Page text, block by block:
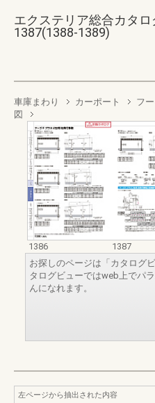
エクステリア総合カタ
1387(1388-1389)
車庫まわり カーポート
フ
図
1386
1387
お探しのページは「カタログ
タログビューではweb上でパ
んになれます。
左ページから抽出された内容